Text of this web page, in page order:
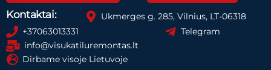
Kontaktai:
Ukmerges g. 285, Vilnius, LT-06318
+37063013331
Telegram
info@visukatiluremontas.lt
Dirbame visoje Lietuvoje